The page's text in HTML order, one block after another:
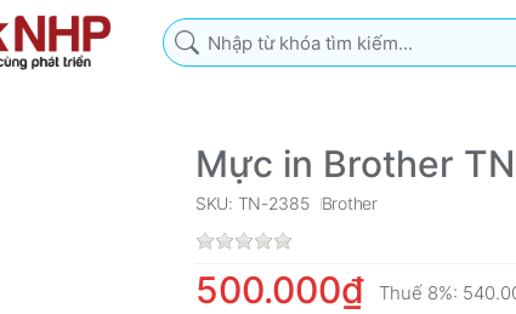
Nhập từ khóa tìm kiếm. Kết quả sẽ tự
Mực in Brother
SKU: TN-2385 Brother
500.000₫ Thuế 8%: